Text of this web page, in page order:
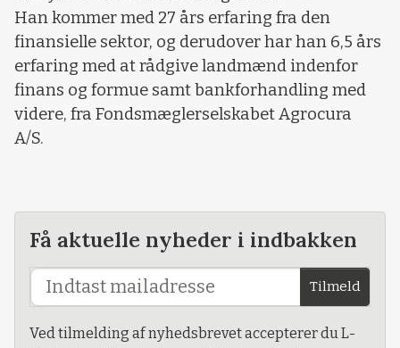
Han kommer med 27 års erfaring fra den
finansielle sektor, og derudover har han 6,5 års
erfaring med at rådgive landmænd indenfor
finans og formue samt bankforhandling med
videre, fra Fondsmæglerselskabet Agrocura
A/S.
Få aktuelle nyheder i indbakken
Tilmeld
Ved tilmelding af nyhedsbrevet accepterer du L-